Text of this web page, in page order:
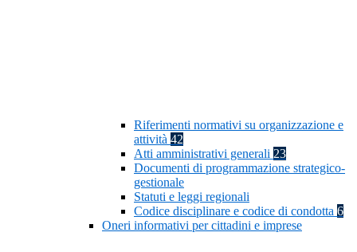
Riferimenti normativi su organizzazione e
attività 42
Atti amministrativi generali 23
Documenti di programmazione strategico-
gestionale
Statuti e leggi regionali
Codice disciplinare e codice di condotta 6
Oneri informativi per cittadini e imprese